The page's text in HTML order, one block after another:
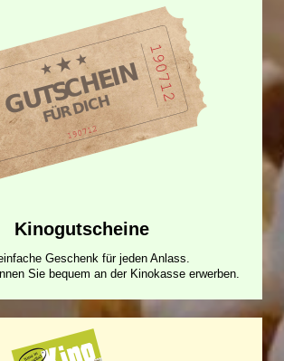
Kinogutscheine
Geschenk für jeden Anlass.
Sie bequem an der Kinokasse erwerben.